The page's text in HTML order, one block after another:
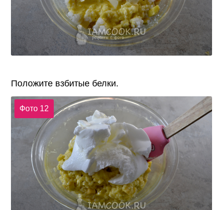
Положите взбитые белки.
Фото 12